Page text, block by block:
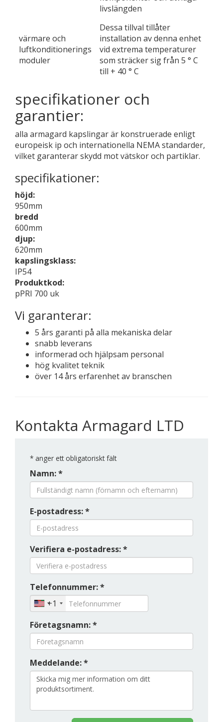
livslängden
värmare och
luftkonditionerings
moduler
Dessa tillval tillåter
installation av denna enhet
vid extrema temperaturer
som sträcker sig från 5 ° C
till + 40 ° C
specifikationer och
garantier:
alla armagard kapslingar är konstruerade enligt
europeisk ip och internationella NEMA standarder,
vilket garanterar skydd mot vätskor och partiklar.
specifikationer:
höjd:
950mm
bredd
600mm
djup:
620mm
kapslingsklass:
IP54
Produktkod:
pPRI 700 uk
Vi garanterar:
5 års garanti på alla mekaniska delar
snabb leverans
informerad och hjälpsam personal
hög kvalitet teknik
över 14 års erfarenhet av branschen
Kontakta Armagard LTD
* anger ett obligatoriskt fält
Namn: *
E-postadress: *
Verifiera e-postadress: *
Telefonnummer: *
+1
Företagsnamn: *
Meddelande: *